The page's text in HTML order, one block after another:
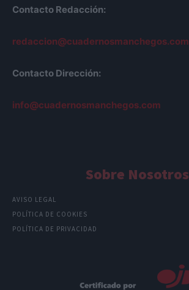
Contacto Redacción:
redaccion@cuadernosmanchegos.com
Contacto Dirección:
info@cuadernosmanchegos.com
Sobre Nosotros
AVISO LEGAL
POLÍTICA DE COOKIES
POLÍTICA DE PRIVACIDAD